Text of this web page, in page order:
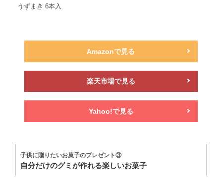
うずまき 6本入
Amazonで見る
楽天市場で見る
Yahoo!で見る
子供に贈りたいお菓子のプレゼント③
自分だけのグミが作れる楽しいお菓子